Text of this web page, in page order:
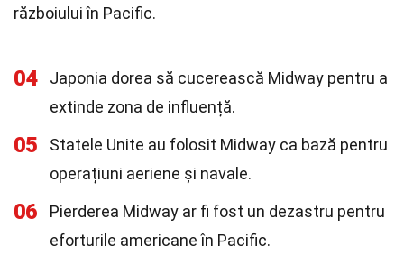
războiului în Pacific.
04
Japonia dorea să cucerească Midway pentru a
extinde zona de influență.
05
Statele Unite au folosit Midway ca bază pentru
operațiuni aeriene și navale.
06
Pierderea Midway ar fi fost un dezastru pentru
eforturile americane în Pacific.